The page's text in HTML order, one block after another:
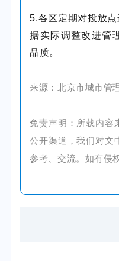
5.各区定期对投放
据实际调整改进管
品质。
来源：北京市城市管
免责声明：所载内容
公开渠道，我们对文
参考、交流。如有侵